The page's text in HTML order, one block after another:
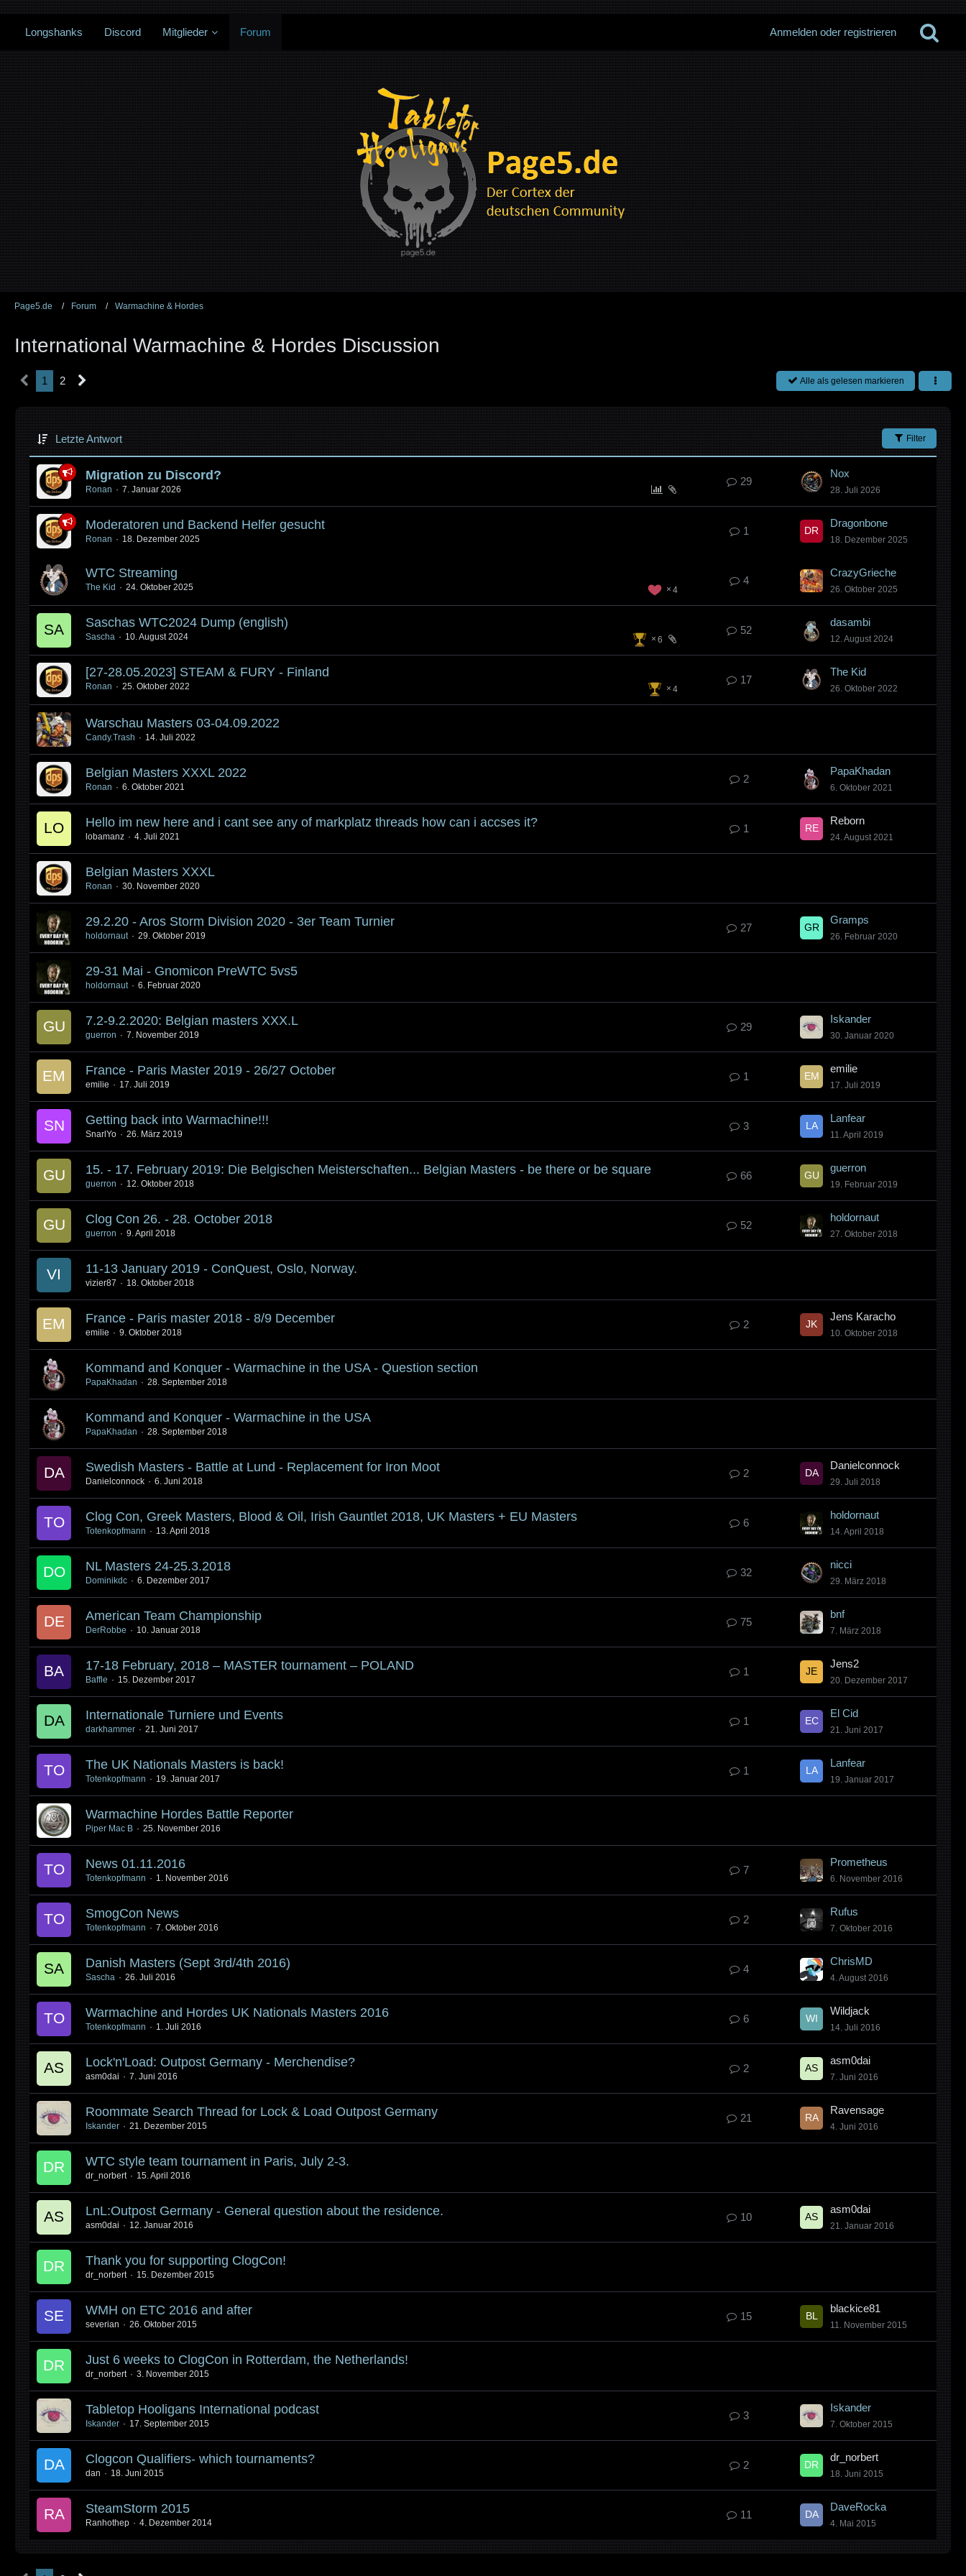
Longshanks Discord Mitglieder Forum Anmelden oder registrieren
Page5.de Forum Warmachine & Hordes
International Warmachine & Hordes Discussion
1 2 Alle als gelesen markieren
Letzte Antwort Filter
Migration zu Discord?
Ronan 7. Januar 2026
29
Nox
28. Juli 2026
Moderatoren und Backend Helfer gesucht
Ronan 18. Dezember 2025
1
Dragonbone
18. Dezember 2025
WTC Streaming
4
The Kid 24. Oktober 2025
4
CrazyGrieche
26. Oktober 2025
Saschas WTC2024 Dump (english)
6
Sascha 10. August 2024
52
dasambi
12. August 2024
[27-28.05.2023] STEAM & FURY - Finland
4
Ronan 25. Oktober 2022
17
The Kid
26. Oktober 2022
Warschau Masters 03-04.09.2022
Candy.Trash 14. Juli 2022
Belgian Masters XXXL 2022
Ronan 6. Oktober 2021
2
PapaKhadan
6. Oktober 2021
Hello im new here and i cant see any of markplatz threads how can i accses it?
lobamanz 4. Juli 2021
1
Reborn
24. August 2021
Belgian Masters XXXL
Ronan 30. November 2020
29.2.20 - Aros Storm Division 2020 - 3er Team Turnier
holdornaut 29. Oktober 2019
27
Gramps
26. Februar 2020
29-31 Mai - Gnomicon PreWTC 5vs5
holdornaut 6. Februar 2020
7.2-9.2.2020: Belgian masters XXX.L
guerron 7. November 2019
29
Iskander
30. Januar 2020
France - Paris Master 2019 - 26/27 October
emilie 17. Juli 2019
1
emilie
17. Juli 2019
Getting back into Warmachine!!!
SnarlYo 26. März 2019
3
Lanfear
11. April 2019
15. - 17. February 2019: Die Belgischen Meisterschaften... Belgian Masters - be there or be square
guerron 12. Oktober 2018
66
guerron
19. Februar 2019
Clog Con 26. - 28. October 2018
guerron 9. April 2018
52
holdornaut
27. Oktober 2018
11-13 January 2019 - ConQuest, Oslo, Norway.
vizier87 18. Oktober 2018
France - Paris master 2018 - 8/9 December
emilie 9. Oktober 2018
2
Jens Karacho
10. Oktober 2018
Kommand and Konquer - Warmachine in the USA - Question section
PapaKhadan 28. September 2018
Kommand and Konquer - Warmachine in the USA
PapaKhadan 28. September 2018
Swedish Masters - Battle at Lund - Replacement for Iron Moot
Danielconnock 6. Juni 2018
2
Danielconnock
29. Juli 2018
Clog Con, Greek Masters, Blood & Oil, Irish Gauntlet 2018, UK Masters + EU Masters
Totenkopfmann 13. April 2018
6
holdornaut
14. April 2018
NL Masters 24-25.3.2018
Dominikdc 6. Dezember 2017
32
nicci
29. März 2018
American Team Championship
DerRobbe 10. Januar 2018
75
bnf
7. März 2018
17-18 February, 2018 – MASTER tournament – POLAND
Baffle 15. Dezember 2017
1
Jens2
20. Dezember 2017
Internationale Turniere und Events
darkhammer 21. Juni 2017
1
El Cid
21. Juni 2017
The UK Nationals Masters is back!
Totenkopfmann 19. Januar 2017
1
Lanfear
19. Januar 2017
Warmachine Hordes Battle Reporter
Piper Mac B 25. November 2016
News 01.11.2016
Totenkopfmann 1. November 2016
7
Prometheus
6. November 2016
SmogCon News
Totenkopfmann 7. Oktober 2016
2
Rufus
7. Oktober 2016
Danish Masters (Sept 3rd/4th 2016)
Sascha 26. Juli 2016
4
ChrisMD
4. August 2016
Warmachine and Hordes UK Nationals Masters 2016
Totenkopfmann 1. Juli 2016
6
Wildjack
14. Juli 2016
Lock'n'Load: Outpost Germany - Merchendise?
asm0dai 7. Juni 2016
2
asm0dai
7. Juni 2016
Roommate Search Thread for Lock & Load Outpost Germany
Iskander 21. Dezember 2015
21
Ravensage
4. Juni 2016
WTC style team tournament in Paris, July 2-3.
dr_norbert 15. April 2016
LnL:Outpost Germany - General question about the residence.
asm0dai 12. Januar 2016
10
asm0dai
21. Januar 2016
Thank you for supporting ClogCon!
dr_norbert 15. Dezember 2015
WMH on ETC 2016 and after
severian 26. Oktober 2015
15
blackice81
11. November 2015
Just 6 weeks to ClogCon in Rotterdam, the Netherlands!
dr_norbert 3. November 2015
Tabletop Hooligans International podcast
Iskander 17. September 2015
3
Iskander
7. Oktober 2015
Clogcon Qualifiers- which tournaments?
dan 18. Juni 2015
2
dr_norbert
18. Juni 2015
SteamStorm 2015
Ranhothep 4. Dezember 2014
11
DaveRocka
4. Mai 2015